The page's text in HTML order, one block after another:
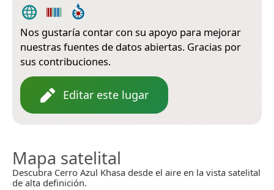
Nos gustaría contar con su apoyo para mejorar
nuestras fuentes de datos abiertas. Gracias por
sus contribuciones.
Editar este lugar
Mapa satelital
Descubra Cerro Azul Khasa desde el aire en la vista satelital
de alta definición.